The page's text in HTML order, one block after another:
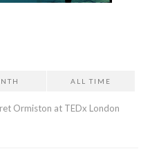
ALL TIME
Ormiston at TEDx London